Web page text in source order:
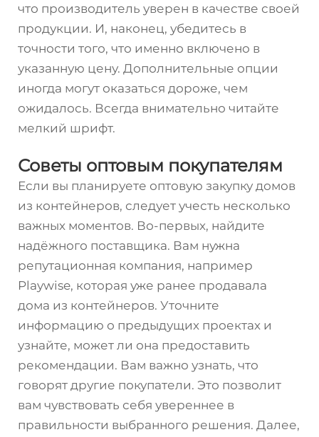
что производитель уверен в качестве своей
продукции. И, наконец, убедитесь в
точности того, что именно включено в
указанную цену. Дополнительные опции
иногда могут оказаться дороже, чем
ожидалось. Всегда внимательно читайте
мелкий шрифт.
Советы оптовым покупателям
Если вы планируете оптовую закупку домов
из контейнеров, следует учесть несколько
важных моментов. Во-первых, найдите
надёжного поставщика. Вам нужна
репутационная компания, например
Playwise, которая уже ранее продавала
дома из контейнеров. Уточните
информацию о предыдущих проектах и
узнайте, может ли она предоставить
рекомендации. Вам важно узнать, что
говорят другие покупатели. Это позволит
вам чувствовать себя увереннее в
правильности выбранного решения. Далее,